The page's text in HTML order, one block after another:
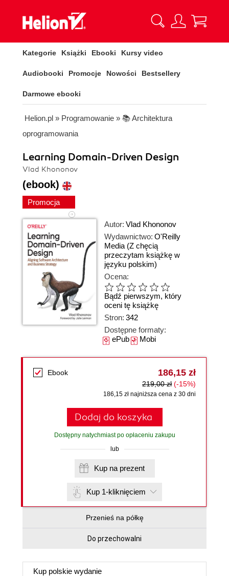
Kategorie Książki Ebooki Kursy video
Audiobooki Promocje Nowości Bestsellery
Darmowe ebooki
Helion.pl » Programowanie » 📚 Architektura
oprogramowania
Learning Domain-Driven Design
Vlad Khononov
(ebook)
Promocja
Autor: Vlad Khononov
Wydawnictwo: O'Reilly
Media (Z chęcią
przeczytam książkę w
języku polskim)
Ocena:
Bądź pierwszym, który
oceni tę książkę
Stron: 342
Dostępne formaty:
ePubMobi
Ebook 186,15 zł
219,00 zł (-15%)
186,15 zł najniższa cena z 30 dni
Dodaj do koszyka
Dostępny natychmiast po opłaceniu zakupu
lub
Kup na prezent
Kup 1-kliknięciem
Przenieś na półkę
Do przechowalni
Kup polskie wydanie